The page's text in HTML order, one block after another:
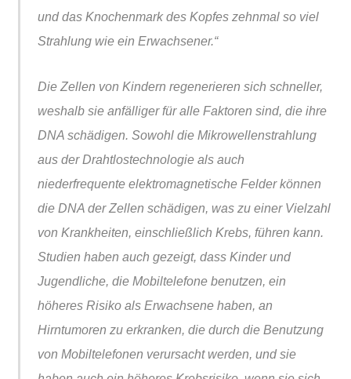
und das Knochenmark des Kopfes zehnmal so viel
Strahlung wie ein Erwachsener.“
Die Zellen von Kindern regenerieren sich schneller,
weshalb sie anfälliger für alle Faktoren sind, die ihre
DNA schädigen. Sowohl die Mikrowellenstrahlung
aus der Drahtlostechnologie als auch
niederfrequente elektromagnetische Felder können
die DNA der Zellen schädigen, was zu einer Vielzahl
von Krankheiten, einschließlich Krebs, führen kann.
Studien haben auch gezeigt, dass Kinder und
Jugendliche, die Mobiltelefone benutzen, ein
höheres Risiko als Erwachsene haben, an
Hirntumoren zu erkranken, die durch die Benutzung
von Mobiltelefonen verursacht werden, und sie